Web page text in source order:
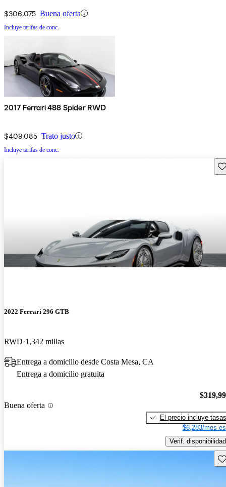
$306,075 Buena oferta
Incluye tarifas de conc.
2017 Ferrari 488 Spider RWD
$409,085 Trato justo
Incluye tarifas de conc.
2022 Ferrari 296 GTB
RWD 1,342 millas
Entrega a domicilio desde Costa Mesa, CA
Entrega a domicilio gratuita
Buena oferta
El precio incluye tasas
$6,283/mes
Verif. disponibilidad